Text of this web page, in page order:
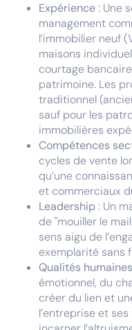
Expérience: Une
management
l’immobilier neuf
maisons
courtage
patrimoine. Les
traditionnel
sauf pour les
immobilières
Compétences
cycles de vente
qu’une
et commerciaux
Leadership: Un
de "mouiller le
sens aigu de
exemplarité sans
Qualités humaines
émotionnel, du
créer du lien et
l’entreprise et